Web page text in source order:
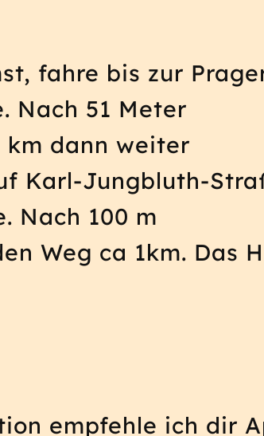
fahre bis zur
Nach 51 Meter
km dann weiter
Karl-Jungbluth-
Nach 100 m
Weg ca 1km. Das
empfehle ich dir